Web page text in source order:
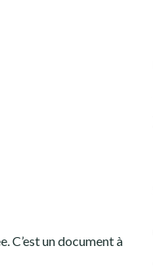
C’est un document à